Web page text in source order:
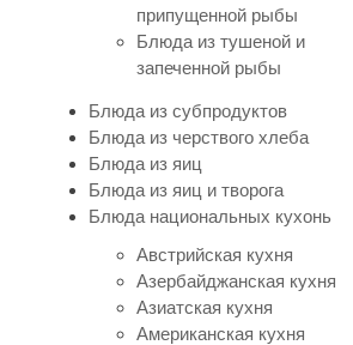
припущенной рыбы
Блюда из тушеной и
запеченной рыбы
Блюда из субпродуктов
Блюда из черствого хлеба
Блюда из яиц
Блюда из яиц и творога
Блюда национальных кухонь
Австрийская кухня
Азербайджанская кухня
Азиатская кухня
Американская кухня